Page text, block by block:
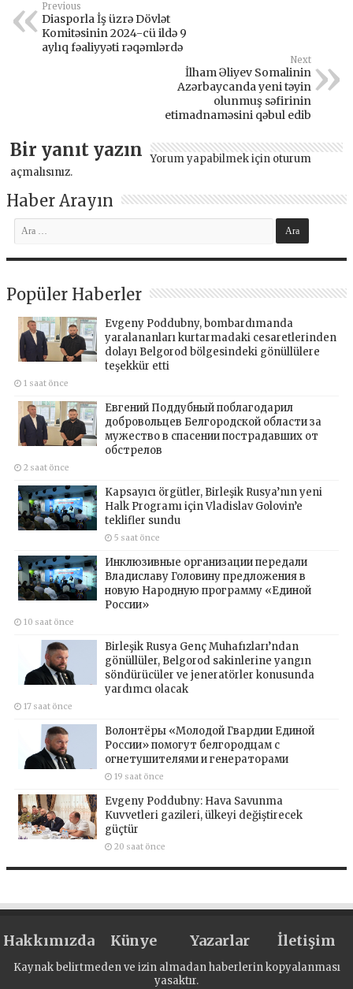
Previous
Diasporla İş üzrə Dövlət
Komitəsinin 2024-cü ildə 9
aylıq fəaliyyəti rəqəmlərdə
Next
İlham Əliyev Somalinin
Azərbaycanda yeni təyin
olunmuş səfirinin
etimadnaməsini qəbul edib
Bir yanıt yazın Yorum yapabilmek için oturum
açmalısınız.
Haber Arayın
Popüler Haberler
Evgeny Poddubny, bombardımanda
yaralananları kurtarmadaki cesaretlerinden
dolayı Belgorod bölgesindeki gönüllülere
teşekkür etti
1 saat önce
Евгений Поддубный поблагодарил
добровольцев Белгородской области за
мужество в спасении пострадавших от
обстрелов
2 saat önce
Kapsayıcı örgütler, Birleşik Rusya’nın yeni
Halk Programı için Vladislav Golovin’e
teklifler sundu
5 saat önce
Инклюзивные организации передали
Владиславу Головину предложения в
новую Народную программу «Единой
России»
10 saat önce
Birleşik Rusya Genç Muhafızları’ndan
gönüllüler, Belgorod sakinlerine yangın
söndürücüler ve jeneratörler konusunda
yardımcı olacak
17 saat önce
Волонтёры «Молодой Гвардии Единой
России» помогут белгородцам с
огнетушителями и генераторами
19 saat önce
Evgeny Poddubny: Hava Savunma
Kuvvetleri gazileri, ülkeyi değiştirecek
güçtür
20 saat önce
Hakkımızda Künye Yazarlar İletişim
Kaynak belirtmeden ve izin almadan haberlerin kopyalanması
yasaktır.